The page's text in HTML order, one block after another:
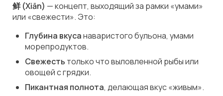
鲜 (Xiān) — концепт, выходящий за рамки «умами»
или «свежести». Это:
Глубина вкусанаваристого бульона, умами
морепродуктов.
Свежесть только что выловленной рыбы или
овощей с грядки.
Пикантная полнота, делающая вкус «живым».